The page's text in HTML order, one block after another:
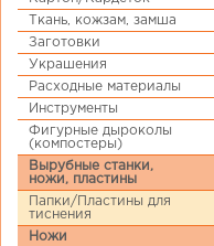
Ткань, кожзам, замша
Заготовки
Украшения
Расходные материалы
Инструменты
Фигурные дыроколы
(компостеры)
Вырубные станки,
ножи, пластины
Папки/Пластины для
тиснения
Ножи